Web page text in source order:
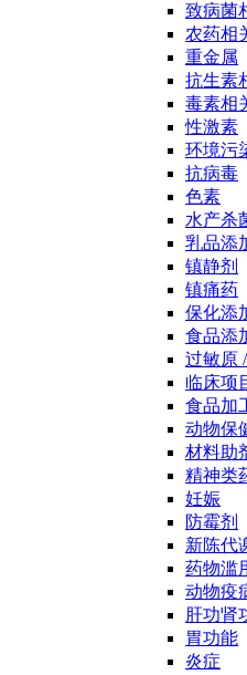
致病菌
农药相
重金属
抗生素
毒素相
性激素
环境污
抗病毒
色素
水产杀
乳品添
镇静剂
镇痛药
保化添
食品添
过敏原
临床项
食品加
动物保
材料助
精神类
妊娠
防霉剂
新陈代
药物滥
动物疫
肝功肾
胃功能
炎症